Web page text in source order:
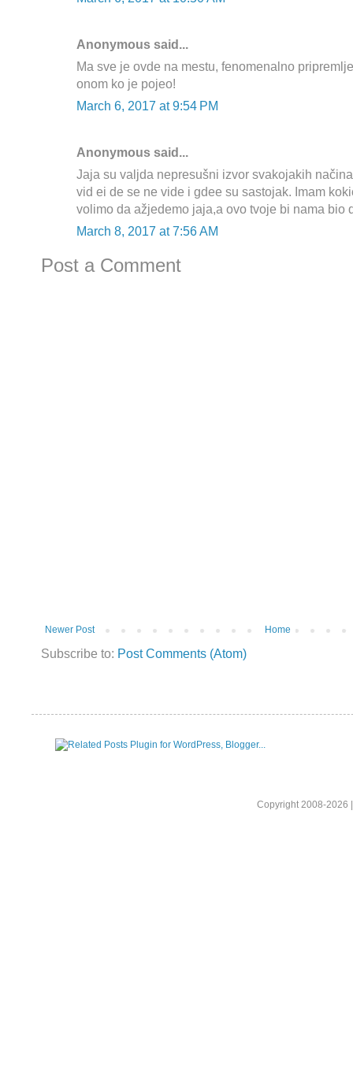
Anonymous said...
Ma sve je ovde na mestu, fenomenalno
onom ko je pojeo!
March 6, 2017 at 9:54 PM
Anonymous said...
Jaja su valjda nepresušni izvor svakojakih
vid ei de se ne vide i gdee su sastojak. Imam
volimo da ažjedemo jaja,a ovo tvoje bi nama bio
March 8, 2017 at 7:56 AM
Post a Comment
Newer Post Home
Subscribe to: Post Comments (Atom)
Copyright 2008-2026